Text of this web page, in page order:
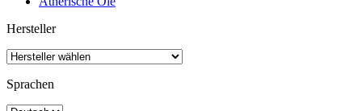
Hersteller
Sprachen